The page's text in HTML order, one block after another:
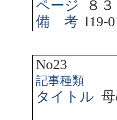
ページ
８３
備 考 ‖19-
No23
記事種類
タイトル